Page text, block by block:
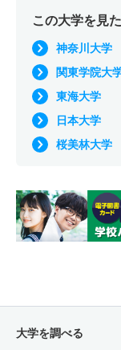
この大学を見
神奈川大学
関東学院大
東海大学
日本大学
桜美林大学
大学を調べる